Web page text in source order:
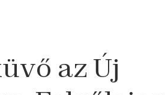
az Új